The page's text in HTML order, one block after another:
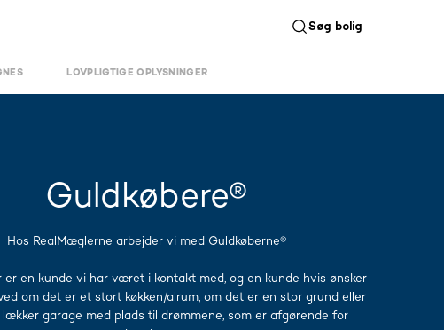
Søg bolig
LOVPLIGTIGE OPLYSNINGER
Guldkøbere®
Hos RealMæglerne arbejder vi med Guldkøberne®
er en kunde vi har været i kontakt med, og en kunde hvis ønsker
om det er et stort køkken/alrum, om det er en stor grund eller
lækker garage med plads til drømmene, som er afgørende for